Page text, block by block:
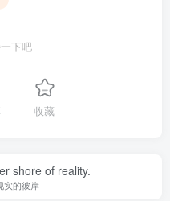
下吧
收藏
shore of reality.
实的彼岸